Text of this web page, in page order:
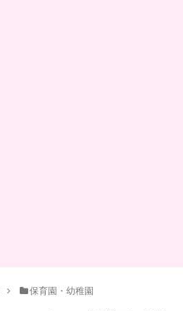
保育園・幼稚園